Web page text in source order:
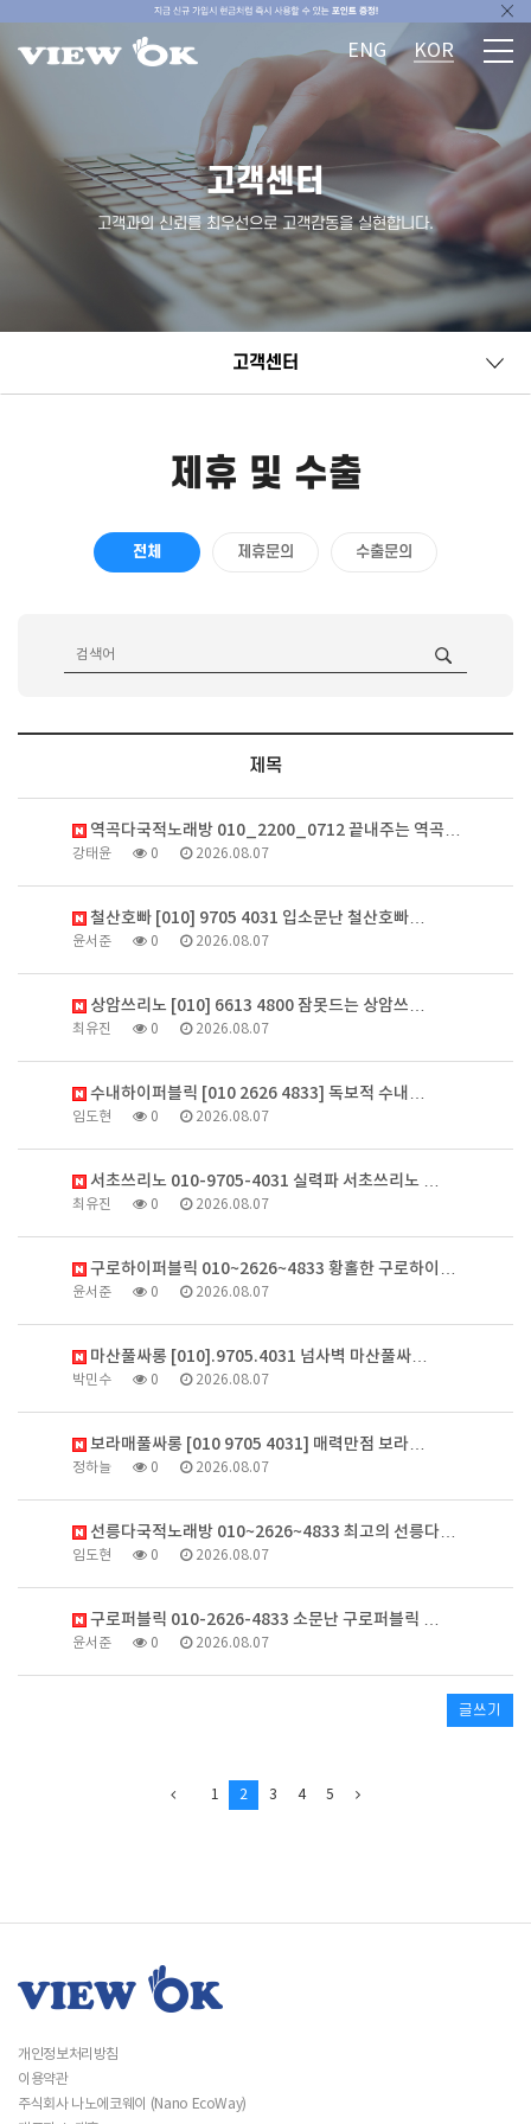
ENG KOR
고객센터
고객과의 신뢰를 최우선으로 고객감동을 실현합니다.
고객센터
제휴 및 수출
전체 제휴문의 수출문의
제목
역곡다국적노래방 010_2200_0712 끝내주는 역곡…
강태윤 0 2026.08.07
철산호빠 [010] 9705 4031 입소문난 철산호빠…
윤서준 0 2026.08.07
상암쓰리노 [010] 6613 4800 잠못드는 상암쓰…
최유진 0 2026.08.07
수내하이퍼블릭 [010 2626 4833] 독보적 수내…
임도현 0 2026.08.07
서초쓰리노 010-9705-4031 실력파 서초쓰리노 …
최유진 0 2026.08.07
구로하이퍼블릭 010~2626~4833 황홀한 구로하이…
윤서준 0 2026.08.07
마산풀싸롱 [010].9705.4031 넘사벽 마산풀싸…
박민수 0 2026.08.07
보라매풀싸롱 [010 9705 4031] 매력만점 보라…
정하늘 0 2026.08.07
선릉다국적노래방 010~2626~4833 최고의 선릉다…
임도현 0 2026.08.07
구로퍼블릭 010-2626-4833 소문난 구로퍼블릭 …
윤서준 0 2026.08.07
글쓰기
1 2 3 4 5
개인정보처리방침
이용약관
주식회사 나노에코웨이 (Nano EcoWay)